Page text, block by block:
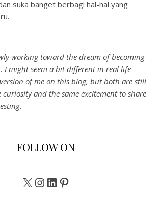
suka banget berbagi hal-hal yang
working toward the dream of becoming
I might seem a bit different in real life
of me on this blog, but both are still
and the same excitement to share
FOLLOW ON
X Instagram
LinkedInPinterest